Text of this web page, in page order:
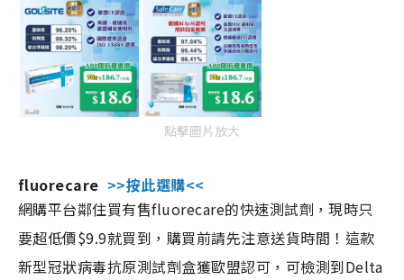
點擊圖片放大
fluorecare >>按此選購<<
網購平台鄰住買有售fluorecare的快速測試劑，現時只
要超低價$9.9就買到，購買前請先注意送貨時間！這款
新型冠狀病毒抗原測試劑盒獲歐盟認可，可檢測到Delta